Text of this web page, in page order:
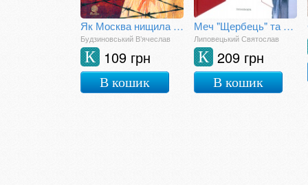
Як Москва нищила Україну
Будзиновський В’ячеслав
109 грн
К
В кошик
Меч "Щербець" та Українські ворота
Липовецький Святослав
209 грн
К
В кошик